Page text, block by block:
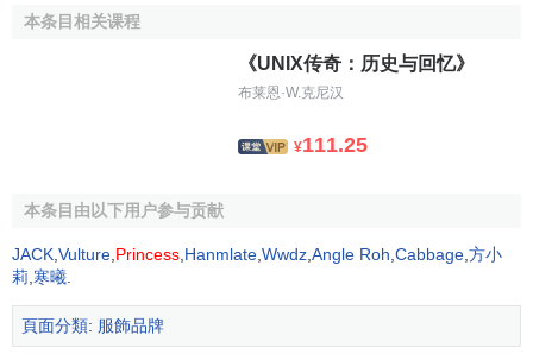
Euphoria女士香水／
Calvin Klein
設計師品牌，曾經連續四度獲
得知名的服裝獎項；旗下的相
關產品更是層出不窮，聲勢極
裝都顯得非常完美。因為體現了十足的紐約生活方式，
愛。是美國第一大設計師品牌，曾經連續四度獲得知名的服
Calvin Klein一直堅守完美主義，每一件Calvin Klein時
本条目相关课程
《UNIX传奇：历史与回忆》
布莱恩·W.克尼汉
¥111.25
本条目由以下用户参与贡献
JACK Vulture Princess Hanmlate Wwdz Angle Roh Cabbage 方小
莉 寒曦
頁面分類: 服飾品牌